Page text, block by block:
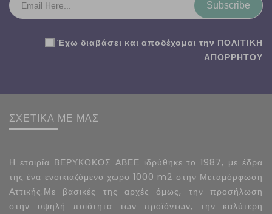
Subscribe
Έχω διαβάσει και αποδέχομαι την ΠΟΛΙΤΙΚΗ
ΑΠΟΡΡΗΤΟΥ
ΣΧΕΤΙΚΑ ΜΕ ΜΑΣ
Η εταιρία ΒΕΡΥΚΟΚΟΣ ΑΒΕΕ ιδρύθηκε το 1987, με έδρα
της ένα ενοικιαζόμενο χώρο 1000 m2 στην Μεταμόρφωση
Αττικής.Με βασικές της αρχές όμως, την προσήλωση
στην υψηλή ποιότητα των προϊόντων, την καλύτερη